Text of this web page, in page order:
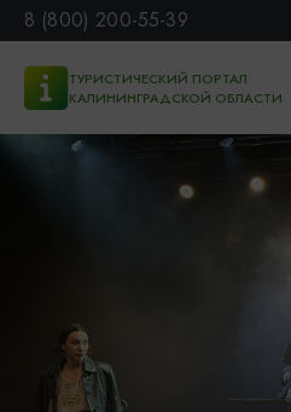
8 (800) 200-55-39
ТУРИСТИЧЕСКИЙ ПОРТАЛ
КАЛИНИНГРАДСКОЙ ОБЛАСТИ